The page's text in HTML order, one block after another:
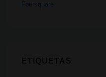
Foursquare